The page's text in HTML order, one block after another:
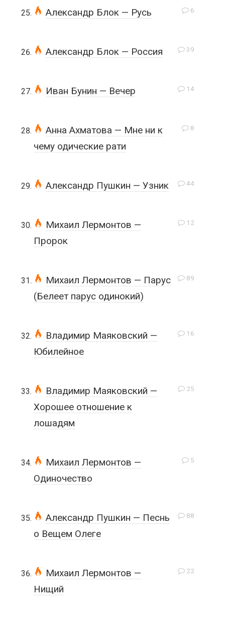
6
Александр Блок — Русь
39
Александр Блок — Россия
14
Иван Бунин — Вечер
8
Анна Ахматова — Мне ни к
чему одические рати
44
Александр Пушкин — Узник
12
Михаил Лермонтов —
Пророк
89
Михаил Лермонтов — Парус
(Белеет парус одинокий)
16
Владимир Маяковский —
Юбилейное
25
Владимир Маяковский —
Хорошее отношение к
лошадям
5
Михаил Лермонтов —
Одиночество
88
Александр Пушкин — Песнь
о Вещем Олеге
22
Михаил Лермонтов —
Нищий